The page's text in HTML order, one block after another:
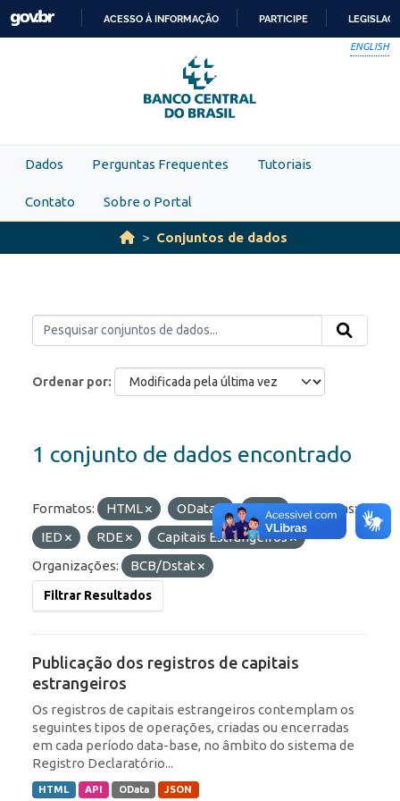
Skip to main content
PARA
O
CONTEÚDO
ACESSO À INFORMAÇÃO PARTICIPE
ENGLISH
Dados Perguntas Frequentes Tutoriais
Contato Sobre o Portal
Conjuntos de dados
Ordenar por
1 conjunto de dados encontrado
Formatos: HTML OData API
Etiquetas:
IED
RDE
Capitais Estrangeiros
Organizações:
BCB/Dstat
Filtrar Resultados
Publicação dos registros de capitais
estrangeiros
Os registros de capitais estrangeiros contemplam os
seguintes tipos de operações, criadas ou encerradas
em cada período data-base, no âmbito do sistema de
Registro Declaratório...
HTML API OData JSON